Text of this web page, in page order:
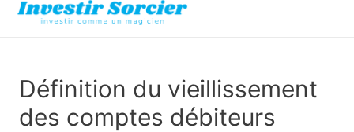
Définition du vieillissement
des comptes débiteurs